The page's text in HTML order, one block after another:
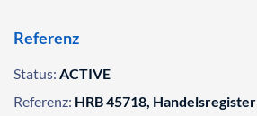
Referenz
Status: ACTIVE
Referenz: HRB 45718, Handelsregister